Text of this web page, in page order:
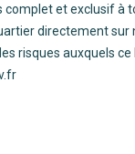
complet et exclusif à
directement sur
risques auxquels